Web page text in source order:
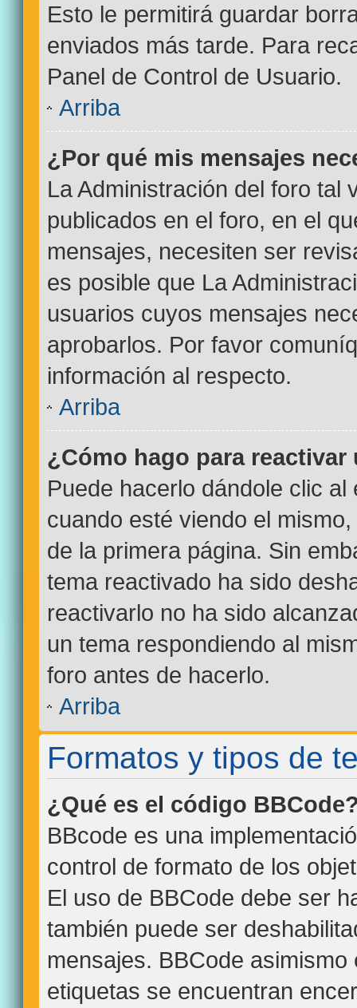
Esto le permitirá guardar
enviados más tarde. Para
Panel de Control de Usuario.
Arriba
¿Por qué mis mensajes
La Administración del foro tal
publicados en el foro, en el
mensajes, necesiten ser
es posible que La
usuarios cuyos mensajes
aprobarlos. Por favor
información al respecto.
Arriba
¿Cómo hago para reactivar
Puede hacerlo dándole clic
cuando esté viendo el
de la primera página. Sin
tema reactivado ha sido
reactivarlo no ha sido
un tema respondiendo al
foro antes de hacerlo.
Arriba
Formatos y tipos de
¿Qué es el código
BBcode es una
control de formato de los
El uso de BBCode debe ser
también puede ser
mensajes. BBCode
etiquetas se encuentran